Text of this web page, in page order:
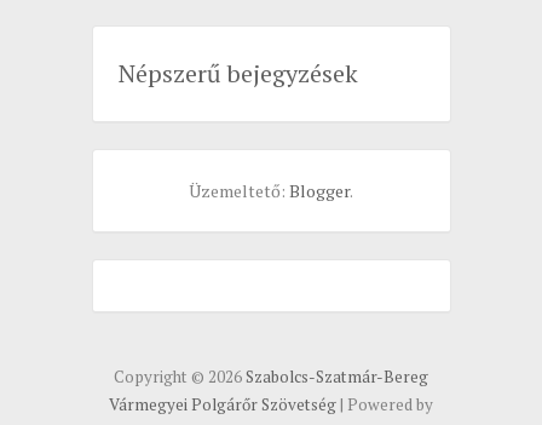
Népszerű bejegyzések
Üzemeltető: Blogger.
Copyright © 2026Szabolcs-Szatmár-Bereg
Vármegyei Polgárőr Szövetség| Powered by